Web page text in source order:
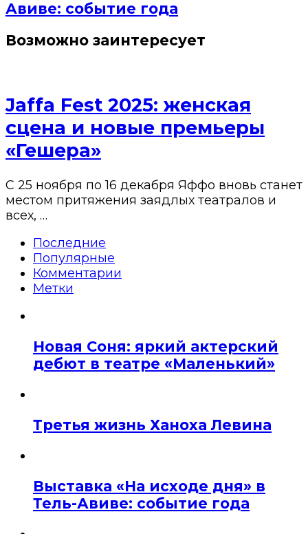
Авиве: событие года
Возможно заинтересует
Jaffa Fest 2025: женская
сцена и новые премьеры
«Гешера»
С 25 ноября по 16 декабря Яффо вновь станет
местом притяжения заядлых театралов и
всех, …
Последние
Популярные
Комментарии
Метки
Новая Соня: яркий актерский
дебют в театре «Маленький»
Третья жизнь Ханоха Левина
Выставка «На исходе дня» в
Тель-Авиве: событие года